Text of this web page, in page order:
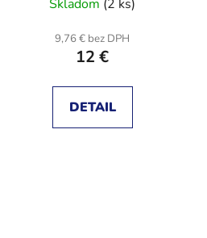
Skladom (2 ks)
9,76 € bez DPH
12 €
DETAIL